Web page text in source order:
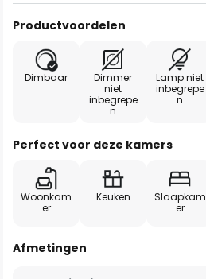
Productvoordelen
Dimbaar
Dimmer
niet
inbegrepe
n
Lamp niet
inbegrepe
n
Perfect voor deze kamers
Woonkam
er
Keuken
Slaapkam
er
Afmetingen